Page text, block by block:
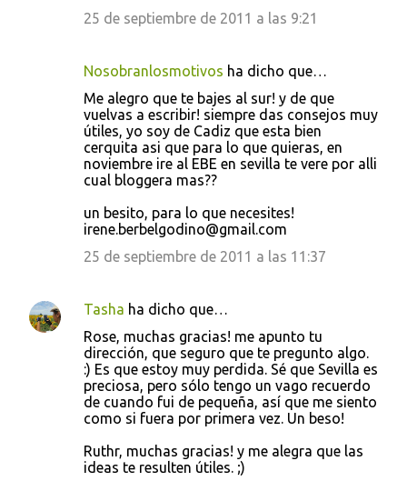
25 de septiembre de 2011 a las 9:21
Nosobranlosmotivos ha dicho que…
Me alegro que te bajes al sur! y de que
vuelvas a escribir! siempre das consejos muy
útiles, yo soy de Cadiz que esta bien
cerquita asi que para lo que quieras, en
noviembre ire al EBE en sevilla te vere por alli
cual bloggera mas??
un besito, para lo que necesites!
irene.berbelgodino@gmail.com
25 de septiembre de 2011 a las 11:37
Tasha ha dicho que…
Rose, muchas gracias! me apunto tu
dirección, que seguro que te pregunto algo.
:) Es que estoy muy perdida. Sé que Sevilla es
preciosa, pero sólo tengo un vago recuerdo
de cuando fui de pequeña, así que me siento
como si fuera por primera vez. Un beso!
Ruthr, muchas gracias! y me alegra que las
ideas te resulten útiles. ;)